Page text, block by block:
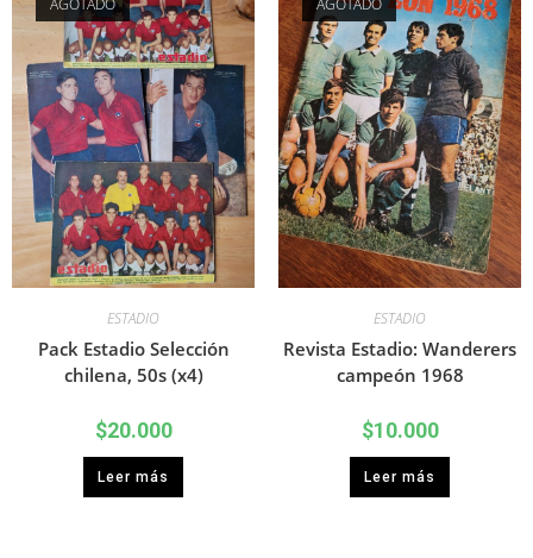
AGOTADO
ESTADIO
Pack Estadio Selección
chilena, 50s (x4)
$20.000
Leer más
AGOTADO
ESTADIO
Revista Estadio: Wanderers
campeón 1968
$10.000
Leer más